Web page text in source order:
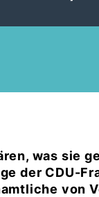
was sie
der CDU-
von